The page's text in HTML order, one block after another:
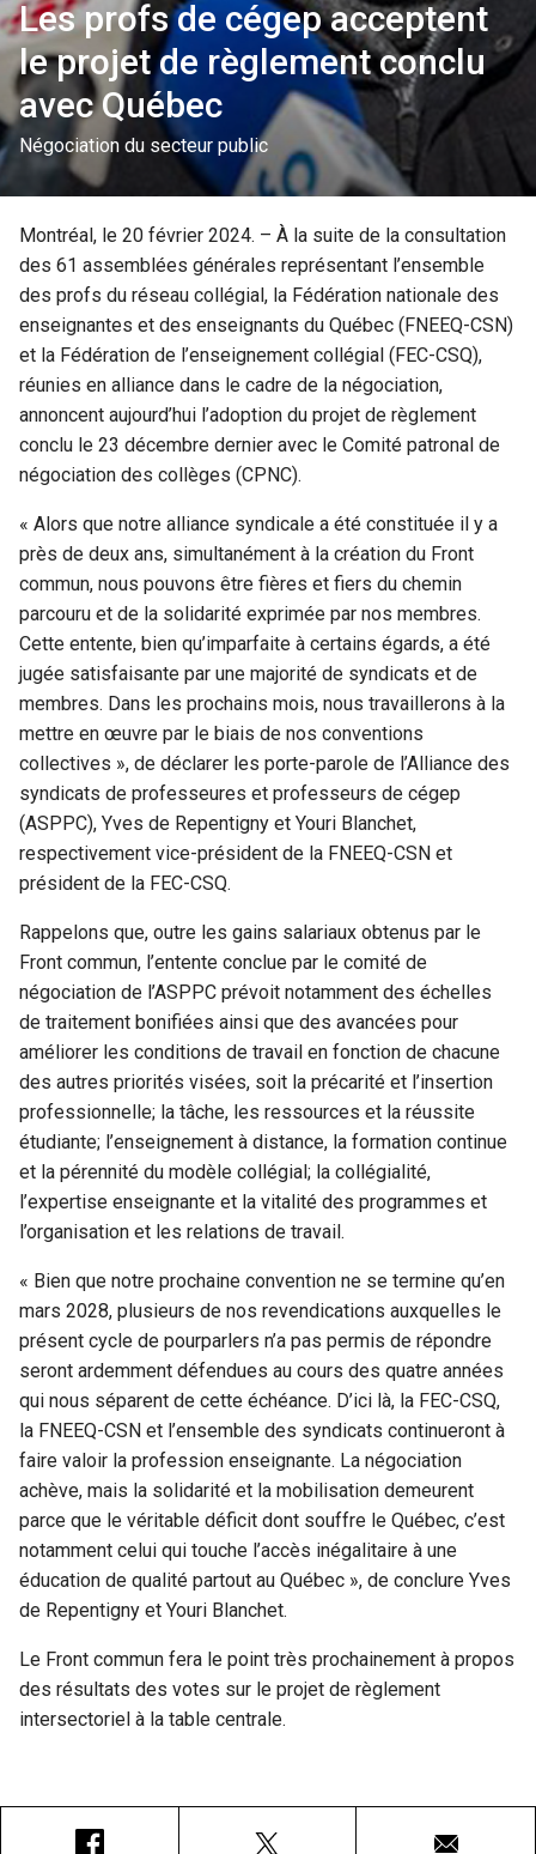
Les profs de cégep acceptent
le projet de règlement conclu
avec Québec
Négociation du secteur public
Montréal, le 20 février 2024. – À la suite de la consultation
des 61 assemblées générales représentant l’ensemble
des profs du réseau collégial, la Fédération nationale des
enseignantes et des enseignants du Québec (FNEEQ-CSN)
et la Fédération de l’enseignement collégial (FEC-CSQ),
réunies en alliance dans le cadre de la négociation,
annoncent aujourd’hui l’adoption du projet de règlement
conclu le 23 décembre dernier avec le Comité patronal de
négociation des collèges (CPNC).
« Alors que notre alliance syndicale a été constituée il y a
près de deux ans, simultanément à la création du Front
commun, nous pouvons être fières et fiers du chemin
parcouru et de la solidarité exprimée par nos membres.
Cette entente, bien qu’imparfaite à certains égards, a été
jugée satisfaisante par une majorité de syndicats et de
membres. Dans les prochains mois, nous travaillerons à la
mettre en œuvre par le biais de nos conventions
collectives », de déclarer les porte-parole de l’Alliance des
syndicats de professeures et professeurs de cégep
(ASPPC), Yves de Repentigny et Youri Blanchet,
respectivement vice-président de la FNEEQ-CSN et
président de la FEC-CSQ.
Rappelons que, outre les gains salariaux obtenus par le
Front commun, l’entente conclue par le comité de
négociation de l’ASPPC prévoit notamment des échelles
de traitement bonifiées ainsi que des avancées pour
améliorer les conditions de travail en fonction de chacune
des autres priorités visées, soit la précarité et l’insertion
professionnelle; la tâche, les ressources et la réussite
étudiante; l’enseignement à distance, la formation continue
et la pérennité du modèle collégial; la collégialité,
l’expertise enseignante et la vitalité des programmes et
l’organisation et les relations de travail.
« Bien que notre prochaine convention ne se termine qu’en
mars 2028, plusieurs de nos revendications auxquelles le
présent cycle de pourparlers n’a pas permis de répondre
seront ardemment défendues au cours des quatre années
qui nous séparent de cette échéance. D’ici là, la FEC-CSQ,
la FNEEQ-CSN et l’ensemble des syndicats continueront à
faire valoir la profession enseignante. La négociation
achève, mais la solidarité et la mobilisation demeurent
parce que le véritable déficit dont souffre le Québec, c’est
notamment celui qui touche l’accès inégalitaire à une
éducation de qualité partout au Québec », de conclure Yves
de Repentigny et Youri Blanchet.
Le Front commun fera le point très prochainement à propos
des résultats des votes sur le projet de règlement
intersectoriel à la table centrale.
Courriel